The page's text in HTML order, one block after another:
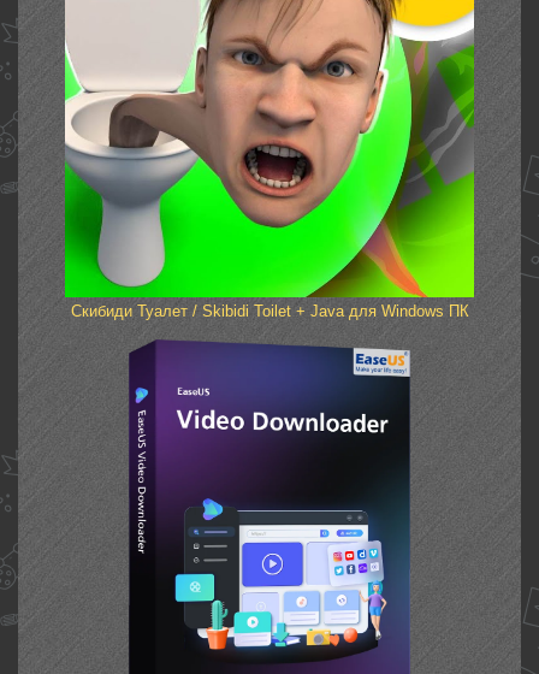
Скибиди Туалет / Skibidi Toilet + Java для Windows ПК